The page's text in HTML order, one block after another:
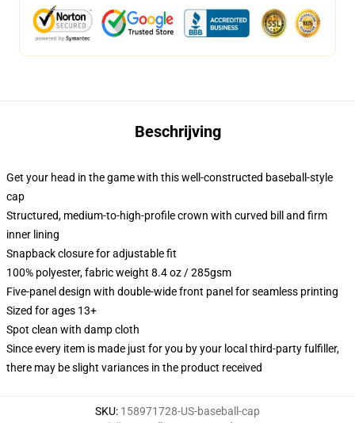
Beschrijving
Get your head in the game with this well-constructed baseball-style
cap
Structured, medium-to-high-profile crown with curved bill and firm
inner lining
Snapback closure for adjustable fit
100% polyester, fabric weight 8.4 oz / 285gsm
Five-panel design with double-wide front panel for seamless printing
Sized for ages 13+
Spot clean with damp cloth
Since every item is made just for you by your local third-party fulfiller,
there may be slight variances in the product received
SKU: 158971728-US-baseball-cap